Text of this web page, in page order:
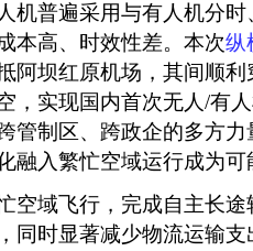
机普遍采用与有人机分
本高、时效性差。本次纵
阿坝红原机场，其间顺
，实现国内首次无人/有
管制区、跨政企的多方
融入繁忙空域运行成为可
空域飞行，完成自主长
同时显著减少物流运输